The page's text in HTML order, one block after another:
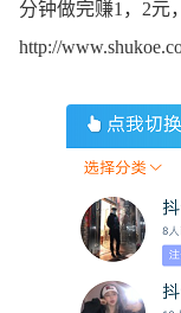
分钟做完赚1，2元
http://